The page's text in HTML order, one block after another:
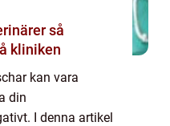
så
kliniken
kan vara
din
I denna artikel